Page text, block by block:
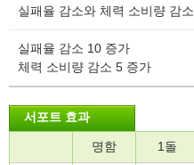
실패율 감소와 체력 소비량 감소
실패율 감소 10 증가
체력 소비량 감소 5 증가
서포트 효과
명함 1돌